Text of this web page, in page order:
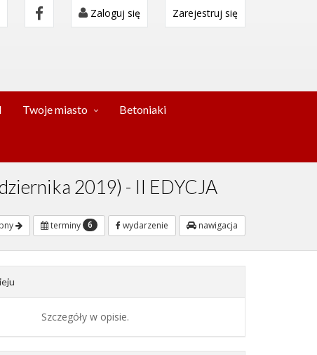
Zaloguj się Zarejestruj się
Twoje miasto Betoniaki
2019) - II EDYCJA
terminy 6 wydarzenie nawigacja
Szczegóły w opisie.